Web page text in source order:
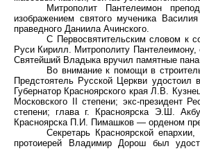
Митрополит Пантелеимон
изображением святого мученика
праведного Даниила Ачинского.
С Первосвятительским словом к
Руси Кирилл. Митрополиту Пантелеимону,
Святейший Владыка вручил памятные
Во внимание к помощи в
Предстоятель Русской Церкви удостоил
Губернатор Красноярского края Л.В.
Московского II степени; экс-президент
степени; глава г. Красноярска Э.Ш.
Красноярска П.И. Пимашков — орденом
Секретарь Красноярской
протоиерей Владимир Дорош был